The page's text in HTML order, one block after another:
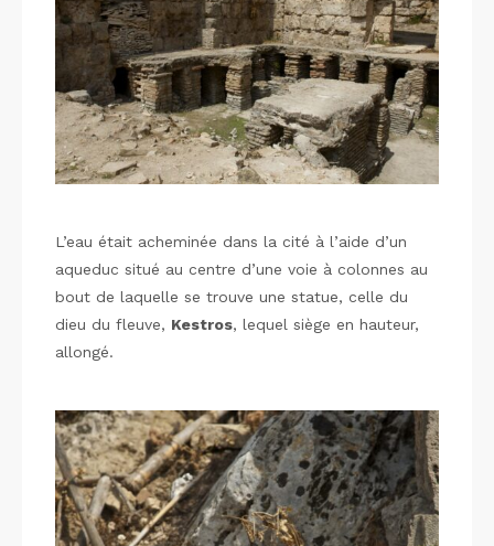
L’eau était acheminée dans la cité à l’aide d’un
aqueduc situé au centre d’une voie à colonnes au
bout de laquelle se trouve une statue, celle du
dieu du fleuve, Kestros, lequel siège en hauteur,
allongé.